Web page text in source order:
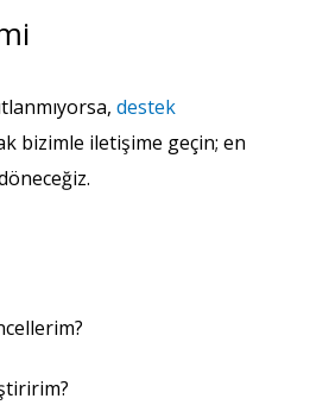
destek
bizimle iletişime geçin; en